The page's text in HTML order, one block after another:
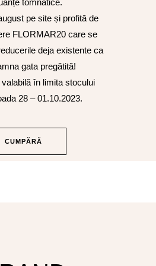
tomnatice.
pe site și profită de
FLORMAR20 care se
deja existente ca
gata pregătită!
în limita stocului
28 – 01.10.2023.
CUMPĂRĂ